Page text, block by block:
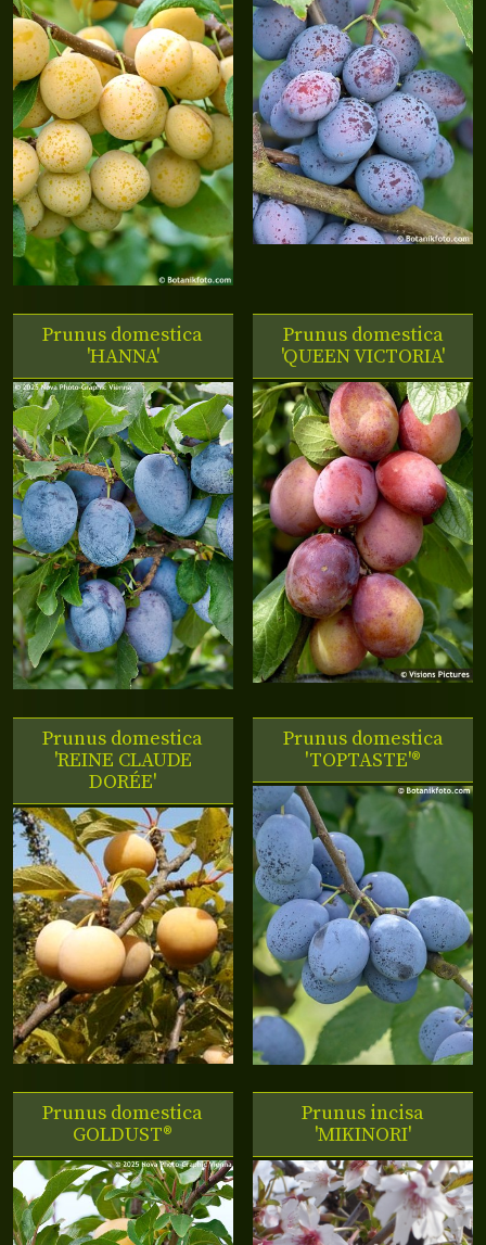
Prunus domestica
'HANNA'
Prunus domestica
'QUEEN VICTORIA'
Prunus domestica
'REINE CLAUDE
DORÉE'
Prunus domestica
'TOPTASTE'®
Prunus domestica
GOLDUST®
Prunus incisa
'MIKINORI'